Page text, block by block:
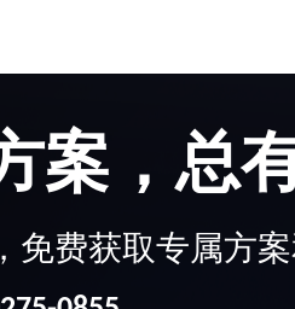
案，总
免费获取专属方